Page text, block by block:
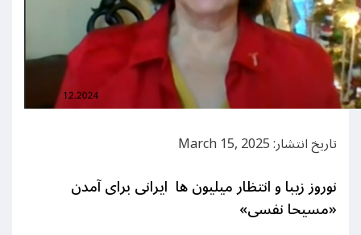
تاریخ انتشار: March 15, 2025
نوروز زیبا و انتظار میلیون ها ایرانی برای آمدن
«مسیحا نفسی»